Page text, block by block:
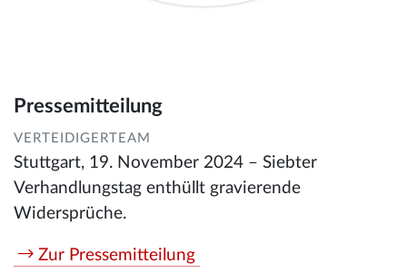
Pressemitteilung
VERTEIDIGERTEAM
Stuttgart, 19. November 2024 – Siebter
Verhandlungstag enthüllt gravierende
Widersprüche.
Zur Pressemitteilung